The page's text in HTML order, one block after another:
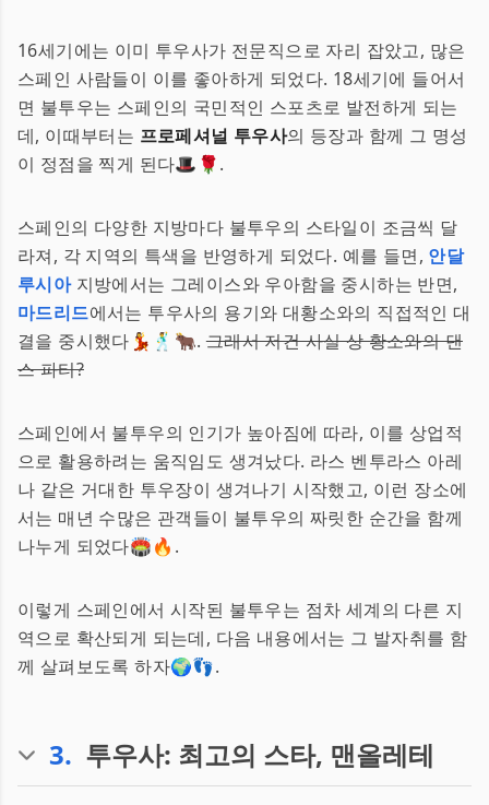
16세기에는 이미 투우사가 전문직으로 자리 잡았고, 많은
스페인 사람들이 이를 좋아하게 되었다. 18세기에 들어서
면 불투우는 스페인의 국민적인 스포츠로 발전하게 되는
데, 이때부터는 프로페셔널 투우사의 등장과 함께 그 명성
이 정점을 찍게 된다🎩🌹.
스페인의 다양한 지방마다 불투우의 스타일이 조금씩 달
라져, 각 지역의 특색을 반영하게 되었다. 예를 들면, 안달
루시아지방에서는 그레이스와 우아함을 중시하는 반면,
마드리드에서는 투우사의 용기와 대황소와의 직접적인 대
결을 중시했다💃🕺🐂.그래서 저건 사실 상 황소와의 댄
스 파티?
스페인에서 불투우의 인기가 높아짐에 따라, 이를 상업적
으로 활용하려는 움직임도 생겨났다. 라스 벤투라스 아레
나 같은 거대한 투우장이 생겨나기 시작했고, 이런 장소에
서는 매년 수많은 관객들이 불투우의 짜릿한 순간을 함께
나누게 되었다🏟️🔥.
이렇게 스페인에서 시작된 불투우는 점차 세계의 다른 지
역으로 확산되게 되는데, 다음 내용에서는 그 발자취를 함
께 살펴보도록 하자🌍👣.
3. 투우사: 최고의 스타, 맨올레테